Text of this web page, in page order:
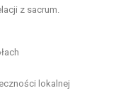
z sacrum.
lokalnej